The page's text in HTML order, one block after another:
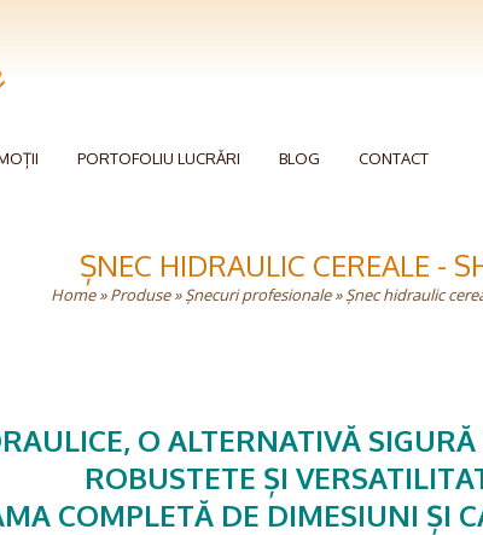
PORTOFOLIU LUCRĂRI BLOG CONTACT
ȘNEC HIDRAULIC CEREALE -
Home»Produse»Șnecuri profesionale» Șnec hidraulic
O ALTERNATIVĂ
ROBUSTETE ȘI
COMPLETĂ DE DIMESIUNI ȘI